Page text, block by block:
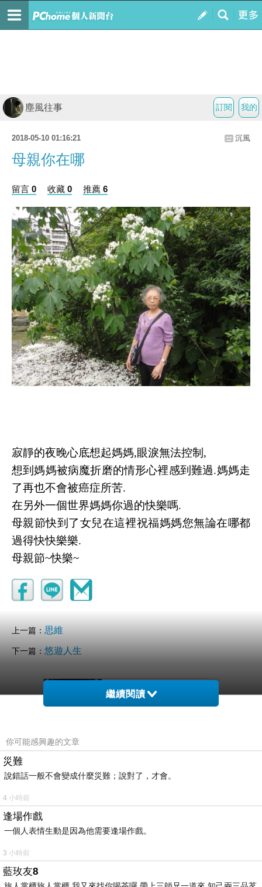
我的
訂閱
塵風往事
2018-05-10 01:16:21 沉風
母親你在哪
留言 0 收藏 0 推薦 6
寂靜的夜晚心底想起媽媽,眼淚無法控制,
想到媽媽被病魔折磨的情形心裡感到難過.媽媽走
了再也不會被癌症所苦.
在另外一個世界媽媽你過的快樂嗎.
母親節快到了女兒在這裡祝福媽媽您無論在哪都
過得快快樂樂.
母親節~快樂~
上一篇： 思維
下一篇： 悠遊人生
繼續閱讀
你可能感興趣的文章
災難
說錯話一般不會變成什麼災難；說對了，才會。
4 小時前
逢場作戲
一個人表情生動是因為他需要逢場作戲。
3 小時前
藍玫友8